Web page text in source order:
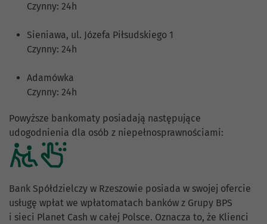
Czynny: 24h
Sieniawa, ul. Józefa Piłsudskiego 1
Czynny: 24h
Adamówka
Czynny: 24h
Powyższe bankomaty posiadają następujące
udogodnienia dla osób z niepełnosprawnościami:
Bank Spółdzielczy w Rzeszowie posiada w swojej ofercie
usługę wpłat we wpłatomatach banków z Grupy BPS
i sieci Planet Cash w całej Polsce. Oznacza to, że Klienci